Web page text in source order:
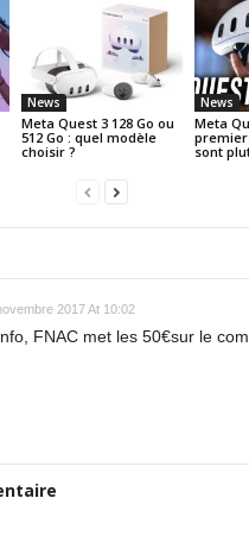
News
Meta Quest 3 128 Go ou
512 Go : quel modèle
choisir ?
News
Meta
sont
2017 At 10:02
FNAC met les 50€sur le